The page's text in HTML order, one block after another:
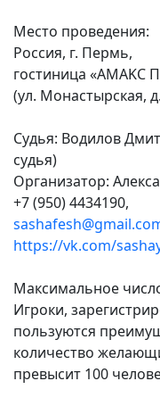
Место проведения:
Россия, г. Пермь,
гостиница «AMAKC
(ул. Монастырская,
Судья: Водилов
судья)
Организатор:
+7 (950) 4434190,
https://vk.com/
Максимальное
Игроки,
пользуются
количество
превысит 100